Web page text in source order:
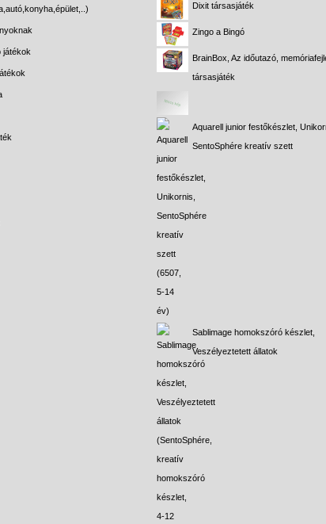
játékok
Dixit társasjáték
Zingo a Bingó
BrainBox, Az időutazó,
társasjáték
Aquarell junior festőkészlet,
SentoSphére kreatív szett
Sablimage homokszóró készlet,
Veszélyeztetett állatok